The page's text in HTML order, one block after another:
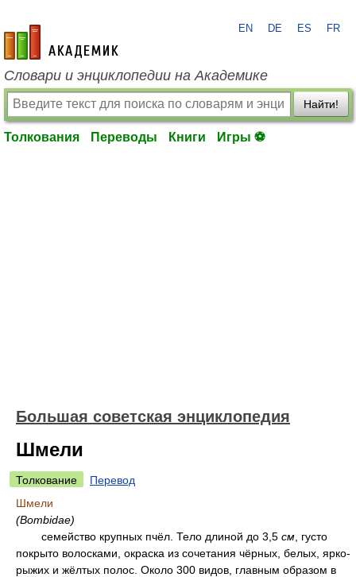
academic.ru
EN DE ES FR
Словари и энциклопедии на Академике
Найти!
Толкования Переводы Книги Игры ⚽
Большая советская энциклопедия
Шмели
Толкование
Перевод
Шмели
(Bombidae)
семейство крупных пчёл. Тело длиной до 3,5 см , густо
покрыто волосками, окраска из сочетания чёрных, белых, ярко-
рыжих и жёлтых полос. Около 300 видов, главным образом в